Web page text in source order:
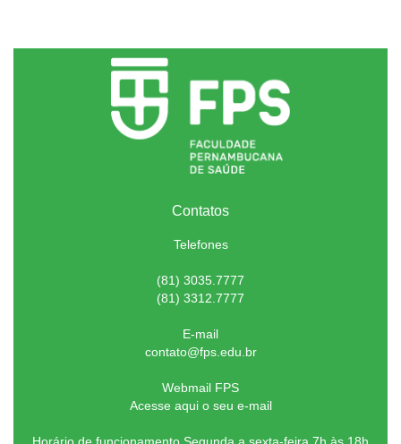
Contatos
Telefones
(81) 3035.7777
(81) 3312.7777
E-mail
contato@fps.edu.br
Webmail FPS
Acesse aqui o seu e-mail
Horário de funcionamento Segunda a sexta-feira 7h às 18h